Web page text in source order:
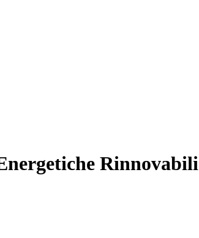
Rinnovabili